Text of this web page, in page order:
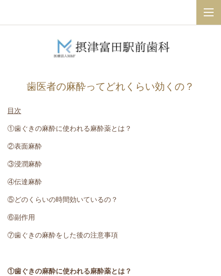
歯医者の麻酔ってどれくらい効くの？
目次
①歯ぐきの麻酔に使われる麻酔薬とは？
②表面麻酔
③浸潤麻酔
④伝達麻酔
⑤どのくらいの時間効いているの？
⑥副作用
⑦歯ぐきの麻酔をした後の注意事項
①歯ぐきの麻酔に使われる麻酔薬とは？